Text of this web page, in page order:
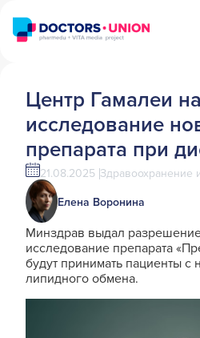
Центр Гамалеи
исследование
препарата при
21.08.2025 Здравоохранение
Елена Воронина
Минздрав выдал
исследование препарата
будут принимать пациенты с
липидного обмена.